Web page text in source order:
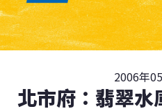
2006年
北市府：翡翠水